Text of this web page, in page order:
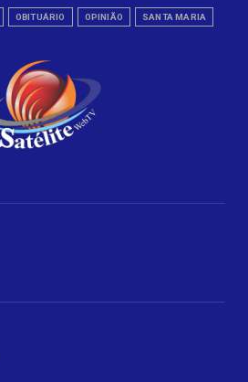
OBITUÁRIO OPINIÃO SANTA MARIA